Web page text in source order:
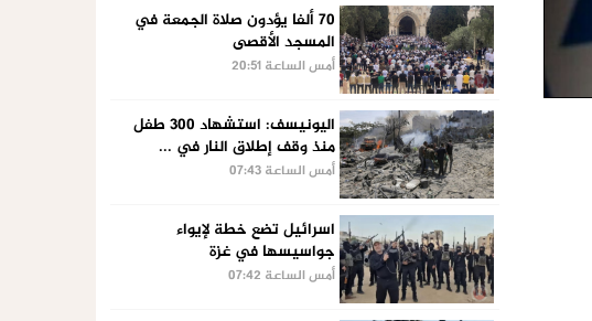
70 ألفا يؤدون صلاة الجمعة في
المسجد الأقصى
أمس الساعة 20:51
اليونيسف: استشهاد 300 طفل
منذ وقف إطلاق النار في ...
أمس الساعة 07:43
اسرائيل تضع خطة لإيواء
جواسيسها في غزة
أمس الساعة 07:42